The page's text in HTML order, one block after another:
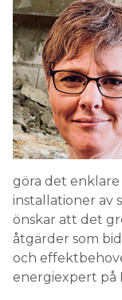
göra det enklare
installationer av
önskar att det
åtgärder som
och
energiexpert på